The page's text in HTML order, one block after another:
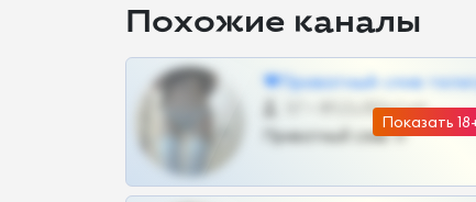
Похожие каналы
Показать
❤Приватный слив
@SZu3ll3sCatt_bot
Приватный слив тг